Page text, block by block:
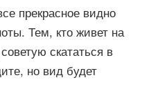
прекрасное видно
Тем, кто живет на
скататься в
но вид будет